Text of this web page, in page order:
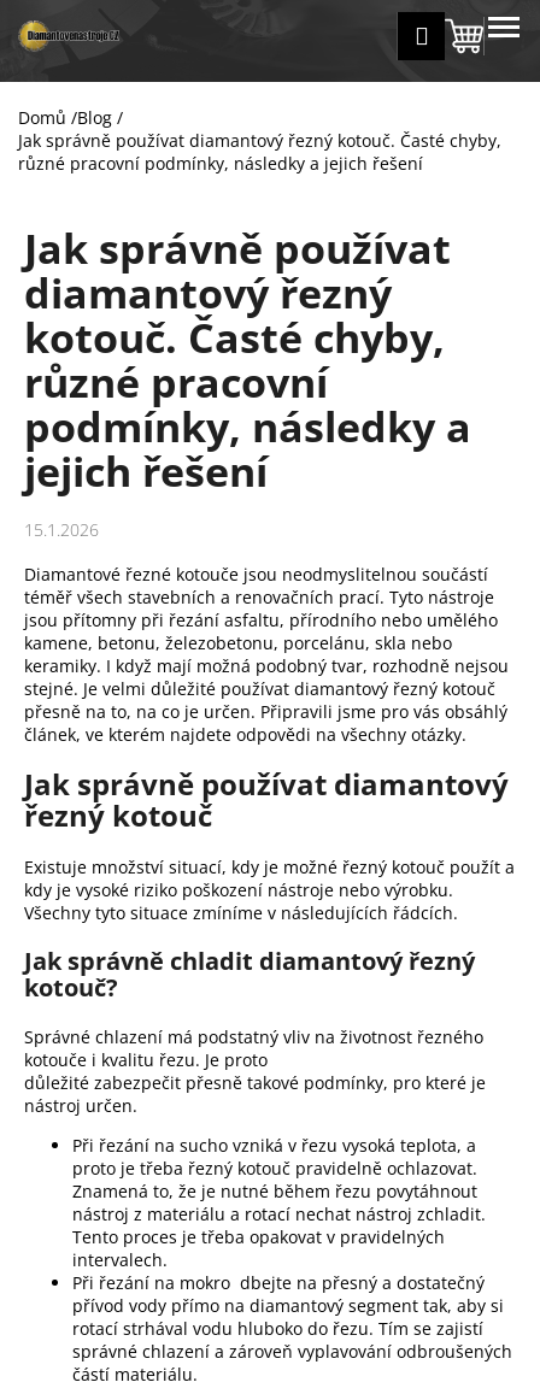
na
obsah
Přihlášení
košík
MENU
Domů /Blog /
Jak správně používat diamantový řezný kotouč. Časté chyby,
různé pracovní podmínky, následky a jejich řešení
Jak správně používat
diamantový řezný
kotouč. Časté chyby,
různé pracovní
podmínky, následky a
jejich řešení
15.1.2026
Diamantové řezné kotouče jsou neodmyslitelnou součástí
téměř všech stavebních a renovačních prací. Tyto nástroje
jsou přítomny při řezání asfaltu, přírodního nebo umělého
kamene, betonu, železobetonu, porcelánu, skla nebo
keramiky. I když mají možná podobný tvar, rozhodně nejsou
stejné. Je velmi důležité používat diamantový řezný kotouč
přesně na to, na co je určen. Připravili jsme pro vás obsáhlý
článek, ve kterém najdete odpovědi na všechny otázky.
Jak správně používat diamantový
řezný kotouč
Existuje množství situací, kdy je možné řezný kotouč použít a
kdy je vysoké riziko poškození nástroje nebo výrobku.
Všechny tyto situace zmíníme v následujících řádcích.
Jak správně chladit diamantový řezný
kotouč?
Správné chlazení má podstatný vliv na životnost řezného
kotouče i kvalitu řezu. Je proto
důležité zabezpečit přesně takové podmínky, pro které je
nástroj určen.
Při řezání na sucho vzniká v řezu vysoká teplota, a
proto je třeba řezný kotouč pravidelně ochlazovat.
Znamená to, že je nutné během řezu povytáhnout
nástroj z materiálu a rotací nechat nástroj zchladit.
Tento proces je třeba opakovat v pravidelných
intervalech.
Při řezání na mokro dbejte na přesný a dostatečný
přívod vody přímo na diamantový segment tak, aby si
rotací strhával vodu hluboko do řezu. Tím se zajistí
správné chlazení a zároveň vyplavování odbroušených
částí materiálu.
š
k
Zpět
Zpět
C
o
o
t
ř
e
b
u
j
e
t
e
n
a
j
í
t
?
Hledat
D
o
o
r
č
u
j
e